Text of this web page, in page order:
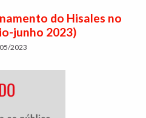
do Hisales no
junho 2023)
2023